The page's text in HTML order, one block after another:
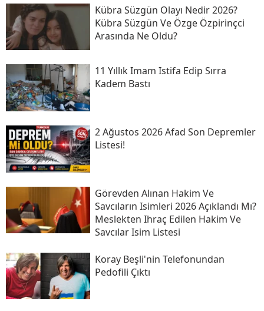
Kübra Süzgün Olayı Nedir 2026?
Kübra Süzgün Ve Özge Özpirinçci
Arasında Ne Oldu?
11 Yıllık Imam Istifa Edip Sırra
Kadem Bastı
2 Ağustos 2026 Afad Son Depremler
Listesi!
Görevden Alınan Hakim Ve
Savcıların Isimleri 2026 Açıklandı Mı?
Meslekten Ihraç Edilen Hakim Ve
Savcılar Isim Listesi
Koray Beşli'nin Telefonundan
Pedofili Çıktı